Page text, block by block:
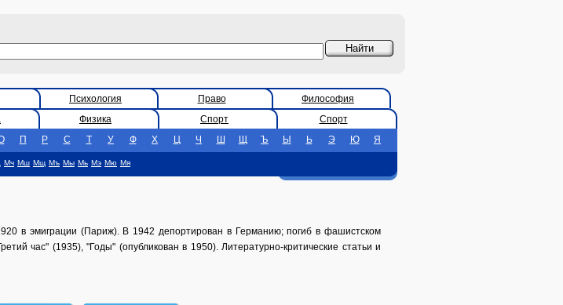
Психология Право
Философия
Физика Спорт
Спорт
П Р С Т У Ф Х Ц Ч Ш Щ Ъ Ы Ь Э Ю Я
Мч Мш Мщ Мъ Мы Мь Мэ Мю Мя
в эмиграции (Париж). В 1942 депортирован в Германию; погиб в фашистском
час" (1935), "Годы" (опубликован в 1950). Литературно-критические статьи и